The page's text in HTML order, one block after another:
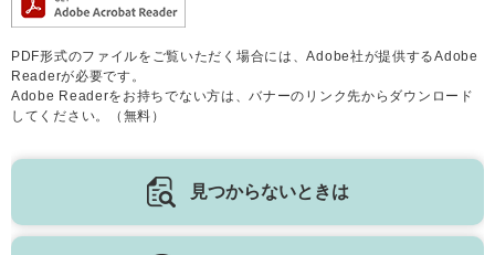
PDF形式のファイルをご覧いただく場合には、Adobe社が提供するAdobe
Readerが必要です。
Adobe Readerをお持ちでない方は、バナーのリンク先からダウンロード
してください。（無料）
見つからないときは